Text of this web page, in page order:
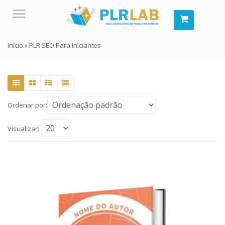
Menu
Início » PLR SEO Para Iniciantes
Ordenar por:
Visualizar: